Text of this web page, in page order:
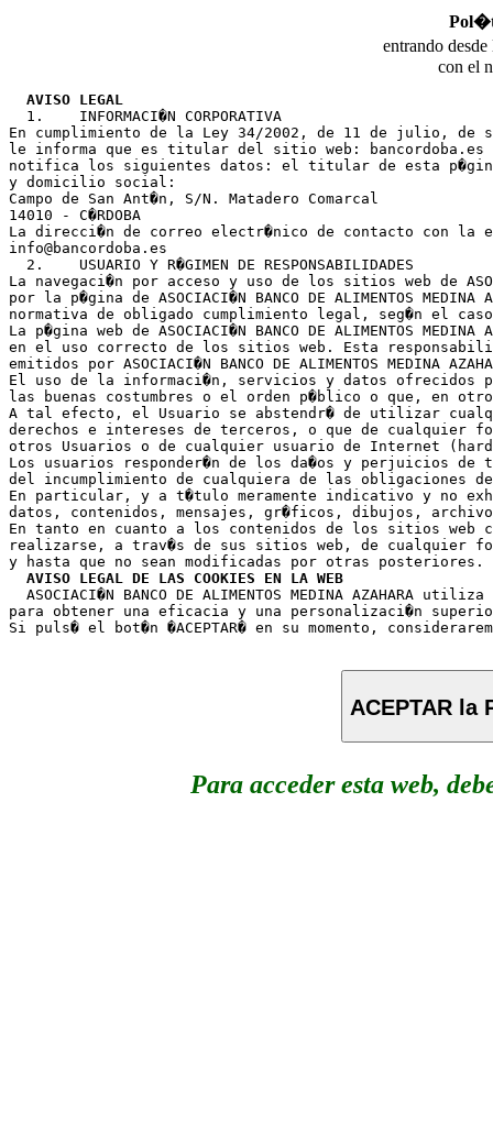
entrando
con el
AVISO LEGAL
  1.	INFORMACI�N CORPORATIVA
En cumplimiento de la Ley 34/2002, de 11 de julio, de
le informa que es titular del sitio web: bancordoba.es de
notifica los siguientes datos: el titular de esta p�gina web
y domicilio social:
Campo de San Ant�n, S/N. Matadero Comarcal
14010 - C�RDOBA
La direcci�n de correo electr�nico de contacto con la
info@bancordoba.es
  2.	USUARIO Y R�GIMEN DE RESPONSABILIDADES
La navegaci�n por acceso y uso de los sitios web de
por la p�gina de ASOCIACI�N BANCO DE ALIMENTOS
normativa de obligado cumplimiento legal, seg�n el
La p�gina web de ASOCIACI�N BANCO DE ALIMENTOS
en el uso correcto de los sitios web. Esta
emitidos por ASOCIACI�N BANCO DE ALIMENTOS
El uso de la informaci�n, servicios y datos ofrecidos por
las buenas costumbres o el orden p�blico o que, en
A tal efecto, el Usuario se abstendr� de utilizar
derechos e intereses de terceros, o que de
otros Usuarios o de cualquier usuario de Internet
Los usuarios responder�n de los da�os y perjuicios
del incumplimiento de cualquiera de las obligaciones
En particular, y a t�tulo meramente indicativo y no
datos, contenidos, mensajes, gr�ficos, dibujos,
En tanto en cuanto a los contenidos de los sitios web
realizarse, a trav�s de sus sitios web, de cualquier
y hasta que no sean modificadas por otras posteriores.
AVISO LEGAL DE LAS COOKIES EN LA WEB
ASOCIACI�N BANCO DE ALIMENTOS MEDINA AZAHARA
para obtener una eficacia y una personalizaci�n
ACEPTAR
Para acceder esta web,